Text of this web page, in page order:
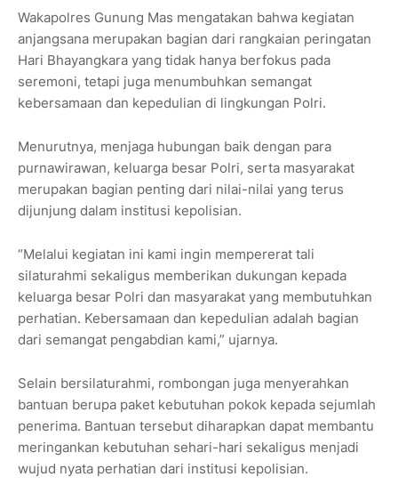
Wakapolres Gunung Mas mengatakan bahwa kegiatan
anjangsana merupakan bagian dari rangkaian peringatan
Hari Bhayangkara yang tidak hanya berfokus pada
seremoni, tetapi juga menumbuhkan semangat
kebersamaan dan kepedulian di lingkungan Polri.
Menurutnya, menjaga hubungan baik dengan para
purnawirawan, keluarga besar Polri, serta masyarakat
merupakan bagian penting dari nilai-nilai yang terus
dijunjung dalam institusi kepolisian.
“Melalui kegiatan ini kami ingin mempererat tali
silaturahmi sekaligus memberikan dukungan kepada
keluarga besar Polri dan masyarakat yang membutuhkan
perhatian. Kebersamaan dan kepedulian adalah bagian
dari semangat pengabdian kami,” ujarnya.
Selain bersilaturahmi, rombongan juga menyerahkan
bantuan berupa paket kebutuhan pokok kepada sejumlah
penerima. Bantuan tersebut diharapkan dapat membantu
meringankan kebutuhan sehari-hari sekaligus menjadi
wujud nyata perhatian dari institusi kepolisian.